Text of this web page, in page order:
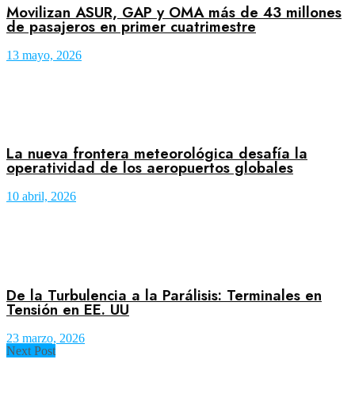
Movilizan ASUR, GAP y OMA más de 43 millones
de pasajeros en primer cuatrimestre
13 mayo, 2026
La nueva frontera meteorológica desafía la
operatividad de los aeropuertos globales
10 abril, 2026
De la Turbulencia a la Parálisis: Terminales en
Tensión en EE. UU
23 marzo, 2026
Next Post